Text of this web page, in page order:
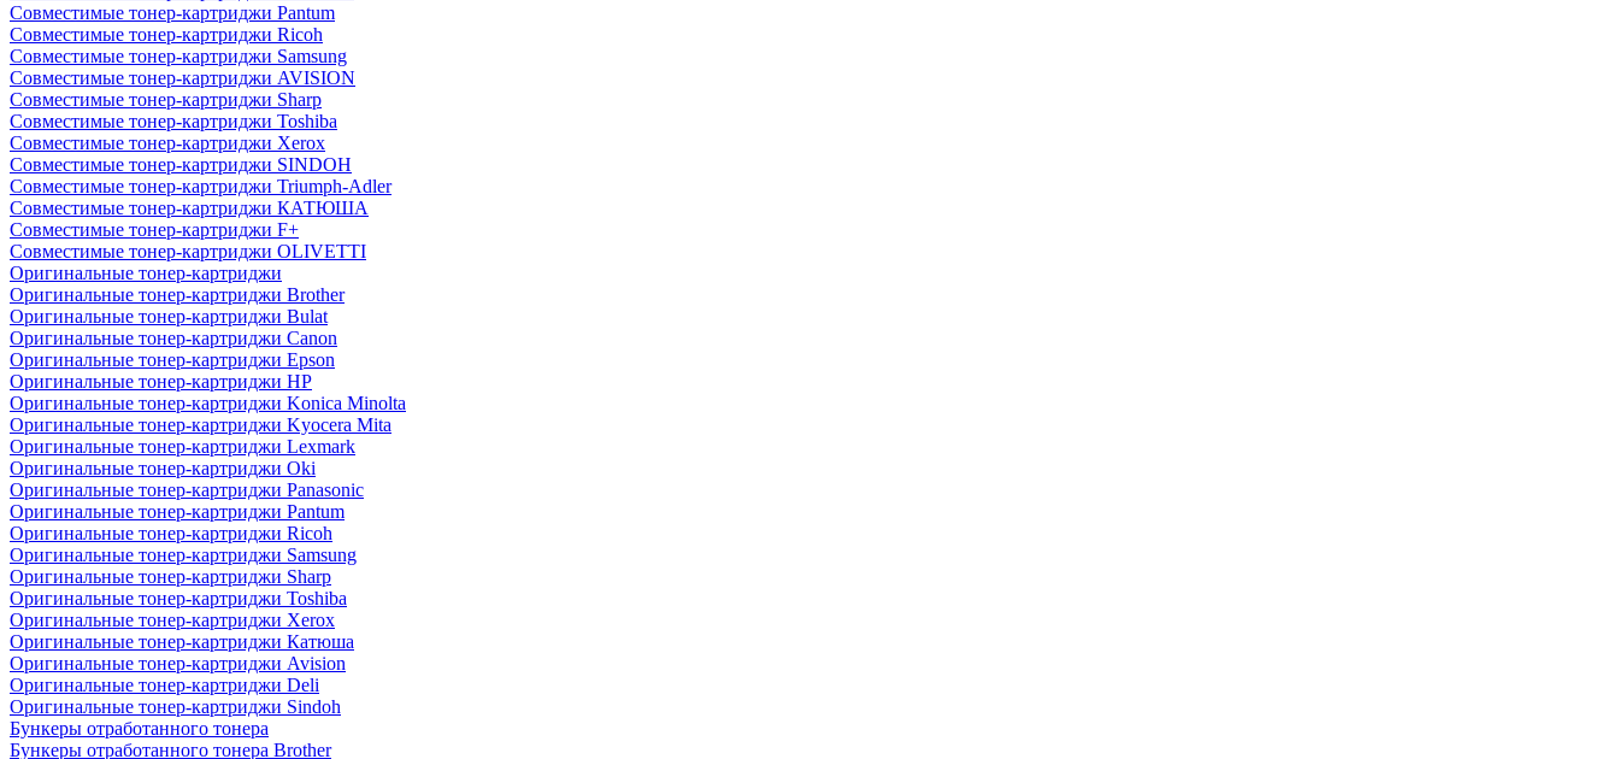
Совместимые тонер-картриджи Pantum
Совместимые тонер-картриджи Ricoh
Совместимые тонер-картриджи Samsung
Совместимые тонер-картриджи AVISION
Совместимые тонер-картриджи Sharp
Совместимые тонер-картриджи Toshiba
Совместимые тонер-картриджи Xerox
Совместимые тонер-картриджи SINDOH
Совместимые тонер-картриджи Triumph-Adler
Совместимые тонер-картриджи КАТЮША
Совместимые тонер-картриджи F+
Совместимые тонер-картриджи OLIVETTI
Оригинальные тонер-картриджи
Оригинальные тонер-картриджи Brother
Оригинальные тонер-картриджи Bulat
Оригинальные тонер-картриджи Canon
Оригинальные тонер-картриджи Epson
Оригинальные тонер-картриджи HP
Оригинальные тонер-картриджи Konica Minolta
Оригинальные тонер-картриджи Kyocera Mita
Оригинальные тонер-картриджи Lexmark
Оригинальные тонер-картриджи Oki
Оригинальные тонер-картриджи Panasonic
Оригинальные тонер-картриджи Pantum
Оригинальные тонер-картриджи Ricoh
Оригинальные тонер-картриджи Samsung
Оригинальные тонер-картриджи Sharp
Оригинальные тонер-картриджи Toshiba
Оригинальные тонер-картриджи Xerox
Оригинальные тонер-картриджи Катюша
Оригинальные тонер-картриджи Avision
Оригинальные тонер-картриджи Deli
Оригинальные тонер-картриджи Sindoh
Бункеры отработанного тонера
Бункеры отработанного тонера Brother